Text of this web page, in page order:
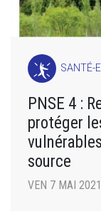
SANTÉ-
PNSE 4 :
protéger
source
VEN 7 MAI 2021